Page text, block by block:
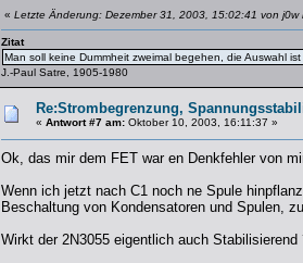
« Letzte Änderung: Dezember 31, 2003, 15:02:41 von j0w
Zitat
Man soll keine Dummheit zweimal begehen, die Auswahl
J.-Paul Satre, 1905-1980
Re:Strombegrenzung,
« Antwort #7 am: Oktober 10, 2003, 16:11:37 »
Ok, das mir dem FET war en Denkfehler von
Wenn ich jetzt nach C1 noch ne Spule
Beschaltung von Kondensatoren und Spulen,
Wirkt der 2N3055 eigentlich auch